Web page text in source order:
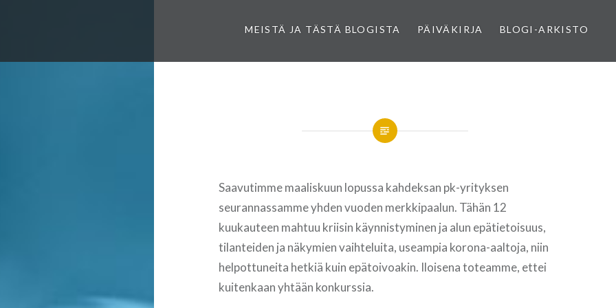
MEISTÄ JA TÄSTÄ BLOGISTA PÄIVÄKIRJA BLOGI-ARKISTO
Saavutimme maaliskuun lopussa kahdeksan pk-yrityksen
seurannassamme yhden vuoden merkkipaalun. Tähän 12
kuukauteen mahtuu kriisin käynnistyminen ja alun epätietoisuus,
tilanteiden ja näkymien vaihteluita, useampia korona-aaltoja, niin
helpottuneita hetkiä kuin epätoivoakin. Iloisena toteamme, ettei
kuitenkaan yhtään konkurssia.